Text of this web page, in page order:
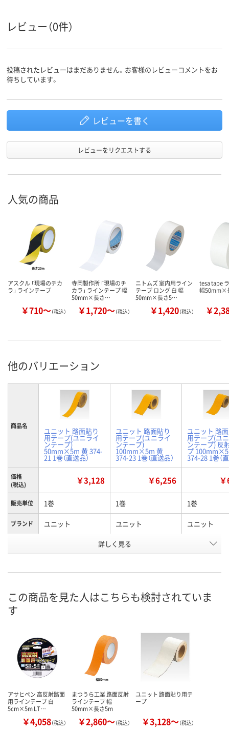
レビュー（0件）
投稿されたレビューはまだありません。お客様のレビューコメントをお
待ちしています。
レビューを書く
レビューをリクエストする
人気の商品
アスクル 「現場のチカ
ラ」 ラインテープ
￥710～（税込）
寺岡製作所 「現場のチ
カラ」 ラインテープ 幅
50mm×長さ…
￥1,720～（税込）
ニトムズ 室内用ライン
テープ ロング 白 幅
50mm×長さ5…
￥1,420（税込）
tesa tape
幅50mm×
￥
他のバリエーション
商品名
ユニット 路面貼り
用テープ(ユニライ
ンテープ)
50mm×5m 黄 374-
21 1巻（直送品）
ユニット 路面貼り
用テープ(ユニライ
ンテープ)
100mm×5m 黄
374-23 1巻（直送品）
ユニット 路
用テープ(ユ
ンテープ) 反
プ
374-28 1巻（
価格
(税込)
￥3,128 ￥6,256
販売単位 1巻 1巻 1巻
ブランド ユニット ユニット ユニット
5m
サイズ
お申込番
号
K855635 K855637 K855642
お届け日 8月26日（水）まで 8月26日（水）まで
数量
カゴへ カゴへ
詳しく見る
この商品を見た人はこちらも検討されていま
す
アサヒペン 高反射路面
用ラインテープ 白
5cm×5m LT…
￥4,058（税込）
まつうら工業 路面反射
ラインテープ 幅
50mm×長さ5m
￥2,860～（税込）
ユニット 路面貼り用テ
ープ
￥3,128～（税込）